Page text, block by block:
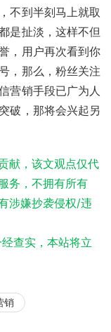
不到半刻马上就取
是扯淡，这样不但
，用户再次看到你
，那么，粉丝关注
营销手段已广为人
破，那将会兴起另
献，该文观点仅代
务，不拥有所有
涉嫌抄袭侵权/违
查实，本站将立
销